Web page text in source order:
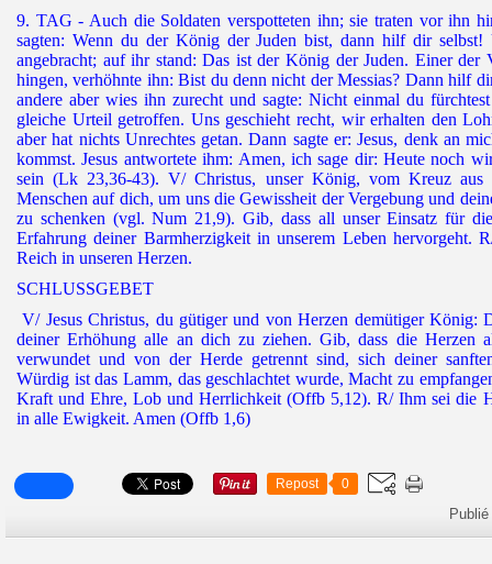
9. TAG - Auch die Soldaten verspotteten ihn; sie traten vor ihn
sagten: Wenn du der König der Juden bist, dann hilf dir
angebracht; auf ihr stand: Das ist der König der Juden. Einer der
hingen, verhöhnte ihn: Bist du denn nicht der Messias? Dann hilf
andere aber wies ihn zurecht und sagte: Nicht einmal du
gleiche Urteil getroffen. Uns geschieht recht, wir erhalten den
aber hat nichts Unrechtes getan. Dann sagte er: Jesus, denk an
kommst. Jesus antwortete ihm: Amen, ich sage dir: Heute noch
sein (Lk 23,36-43). V/ Christus, unser König, vom Kreuz
Menschen auf dich, um uns die Gewissheit der Vergebung und
zu schenken (vgl. Num 21,9). Gib, dass all unser Einsatz für
Erfahrung deiner Barmherzigkeit in unserem Leben hervorgeht.
Reich in unseren Herzen.
SCHLUSSGEBET
V/ Jesus Christus, du gütiger und von Herzen demütiger König:
deiner Erhöhung alle an dich zu ziehen. Gib, dass die Herzen
verwundet und von der Herde getrennt sind, sich deiner
Würdig ist das Lamm, das geschlachtet wurde, Macht zu
Kraft und Ehre, Lob und Herrlichkeit (Offb 5,12). R/ Ihm sei die
in alle Ewigkeit. Amen (Offb 1,6)
Repost 0